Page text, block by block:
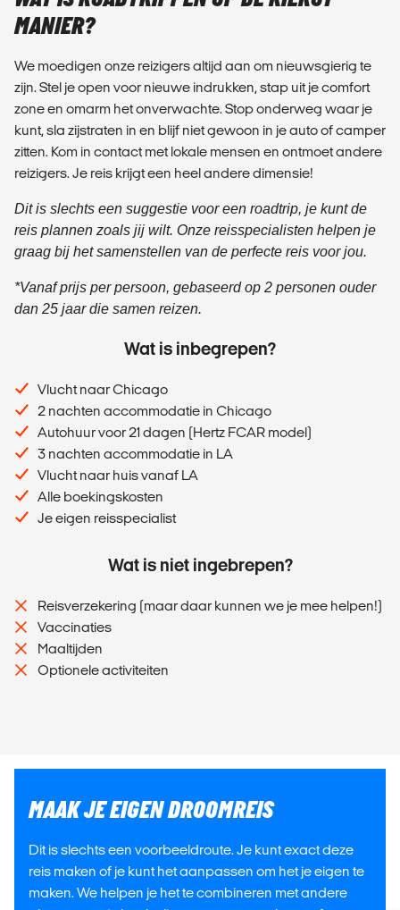
MANIER?
We moedigen onze reizigers altijd aan om nieuwsgierig te
zijn. Stel je open voor nieuwe indrukken, stap uit je comfort
zone en omarm het onverwachte. Stop onderweg waar je
kunt, sla zijstraten in en blijf niet gewoon in je auto of camper
zitten. Kom in contact met lokale mensen en ontmoet andere
reizigers. Je reis krijgt een heel andere dimensie!
Dit is slechts een suggestie voor een roadtrip, je kunt de
reis plannen zoals jij wilt. Onze reisspecialisten helpen je
graag bij het samenstellen van de perfecte reis voor jou.
*Vanaf prijs per persoon, gebaseerd op 2 personen ouder
dan 25 jaar die samen reizen.
Wat is inbegrepen?
Vlucht naar Chicago
2 nachten accommodatie in Chicago
Autohuur voor 21 dagen (Hertz FCAR model)
3 nachten accommodatie in LA
Vlucht naar huis vanaf LA
Alle boekingskosten
Je eigen reisspecialist
Wat is niet ingebrepen?
Reisverzekering (maar daar kunnen we je mee helpen!)
Vaccinaties
Maaltijden
Optionele activiteiten
MAAK JE EIGEN DROOMREIS
Dit is slechts een voorbeeldroute. Je kunt exact deze
reis maken of je kunt het aanpassen om het je eigen te
maken. We helpen je het te combineren met andere